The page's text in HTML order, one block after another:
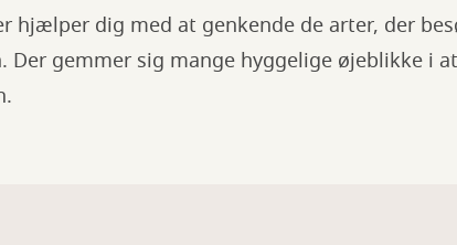
hjælper dig med at genkende de arter, der
Der gemmer sig mange hyggelige øjeblikke i